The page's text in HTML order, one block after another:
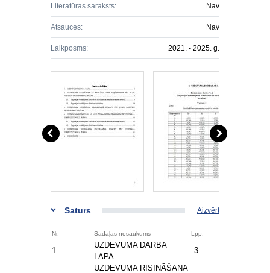
Literatūras saraksts: Nav
Atsauces: Nav
Laikposms: 2021. - 2025. g.
Saturs Aizvērt
Nr. Sadaļas nosaukums Lpp.
1.
UZDEVUMA DARBA
LAPA
3
UZDEVUMA RISINĀŠANA